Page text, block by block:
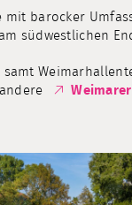
barocker
südwestlichen
samt